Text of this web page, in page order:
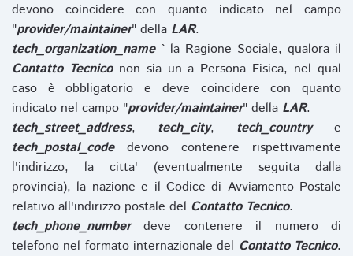
devono coincidere con quanto indicato nel campo
"provider/maintainer" della LAR.
tech_organization_name` la Ragione Sociale, qualora il
Contatto Tecniconon sia un a Persona Fisica, nel qual
caso è obbligatorio e deve coincidere con quanto
indicato nel campo "provider/maintainer" della LAR.
tech_street_address, tech_city, tech_countrye
tech_postal_codedevono contenere rispettivamente
l'indirizzo, la citta' (eventualmente seguita dalla
provincia), la nazione e il Codice di Avviamento Postale
relativo all'indirizzo postale del Contatto Tecnico.
tech_phone_numberdeve contenere il numero di
telefono nel formato internazionale del Contatto Tecnico.